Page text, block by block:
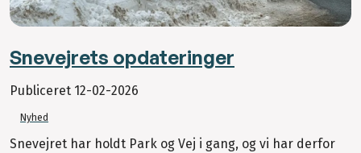
Snevejrets opdateringer
Publiceret 12-02-2026
Nyhed
Snevejret har holdt Park og Vej i gang, og vi har derfor